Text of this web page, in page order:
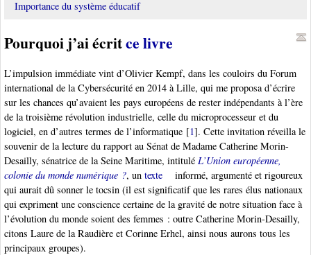
Importance du système éducatif
Pourquoi j’ai écritce livre
L’impulsion immédiate vint d’Olivier Kempf, dans les couloirs du Forum
international de la Cybersécurité en 2014 à Lille, qui me proposa d’écrire
sur les chances qu’avaient les pays européens de rester indépendants à l’ère
de la troisième révolution industrielle, celle du microprocesseur et du
logiciel, en d’autres termes de l’informatique [1]. Cette invitation réveilla le
souvenir de la lecture du rapport au Sénat de Madame Catherine Morin-
Desailly, sénatrice de la Seine Maritime, intitulé L’Union européenne,
colonie du monde numérique ?, un texte
informé, argumenté et rigoureux
qui aurait dû sonner le tocsin (il est significatif que les rares élus nationaux
qui expriment une conscience certaine de la gravité de notre situation face à
l’évolution du monde soient des femmes : outre Catherine Morin-Desailly,
citons Laure de la Raudière et Corinne Erhel, ainsi nous aurons tous les
principaux groupes).